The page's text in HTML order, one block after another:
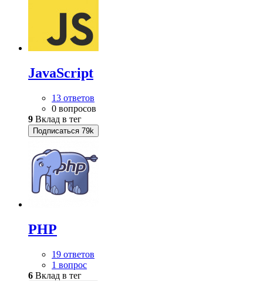
JavaScript
13 ответов
0 вопросов
9 Вклад в тег
Подписаться 79k
PHP
19 ответов
1 вопрос
6 Вклад в тег